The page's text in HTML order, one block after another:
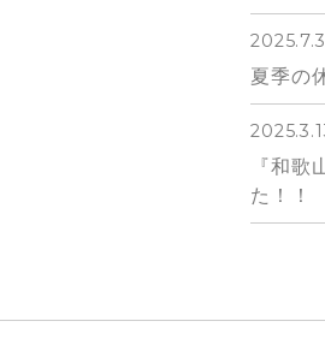
夏季の
『和歌
た！！